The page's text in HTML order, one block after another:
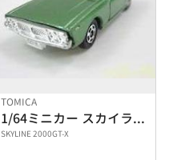
TOMICA
1/64ミニカー スカイライン
SKYLINE 2000GT-X